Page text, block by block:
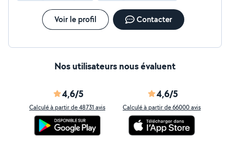
Voir le profil Contacter
Nos utilisateurs nous évaluent
4,6/5
Calculé à partir de 48731 avis
4,6/5
Calculé à partir de 66000 avis